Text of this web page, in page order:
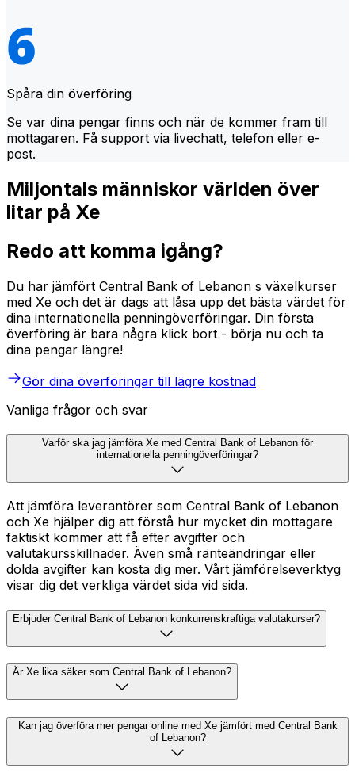
Spåra din överföring
Se var dina pengar finns och när de kommer fram till
mottagaren. Få support via livechatt, telefon eller e-
post.
Miljontals människor världen över
litar på Xe
Redo att komma igång?
Du har jämfört Central Bank of Lebanon s växelkurser
med Xe och det är dags att låsa upp det bästa värdet för
dina internationella penningöverföringar. Din första
överföring är bara några klick bort - börja nu och ta
dina pengar längre!
Gör dina överföringar till lägre kostnad
Vanliga frågor och svar
Varför ska jag jämföra Xe med Central Bank of Lebanon för
internationella penningöverföringar?
Att jämföra leverantörer som Central Bank of Lebanon
och Xe hjälper dig att förstå hur mycket din mottagare
faktiskt kommer att få efter avgifter och
valutakursskillnader. Även små ränteändringar eller
dolda avgifter kan kosta dig mer. Vårt jämförelseverktyg
visar dig det verkliga värdet sida vid sida.
Erbjuder Central Bank of Lebanon konkurrenskraftiga valutakurser?
Är Xe lika säker som Central Bank of Lebanon?
Kan jag överföra mer pengar online med Xe jämfört med Central Bank
of Lebanon?